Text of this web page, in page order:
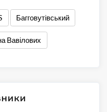
Багговутівський
Вавілових